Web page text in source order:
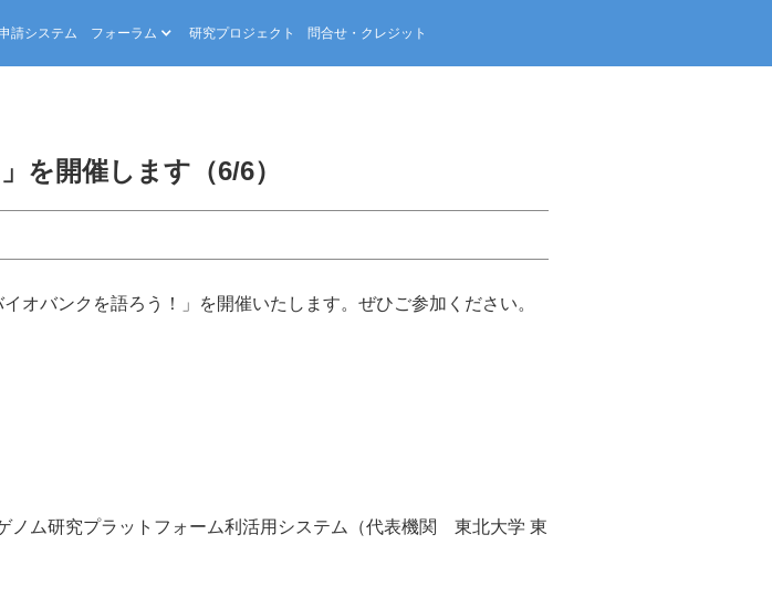
請システム フォーラム 研究プロジェクト 問合せ・クレジット
を開催します（6/6）
オバンクを語ろう！」を開催いたします。ぜひご参加ください。
ム研究プラットフォーム利活用システム（代表機関 東北大学 東